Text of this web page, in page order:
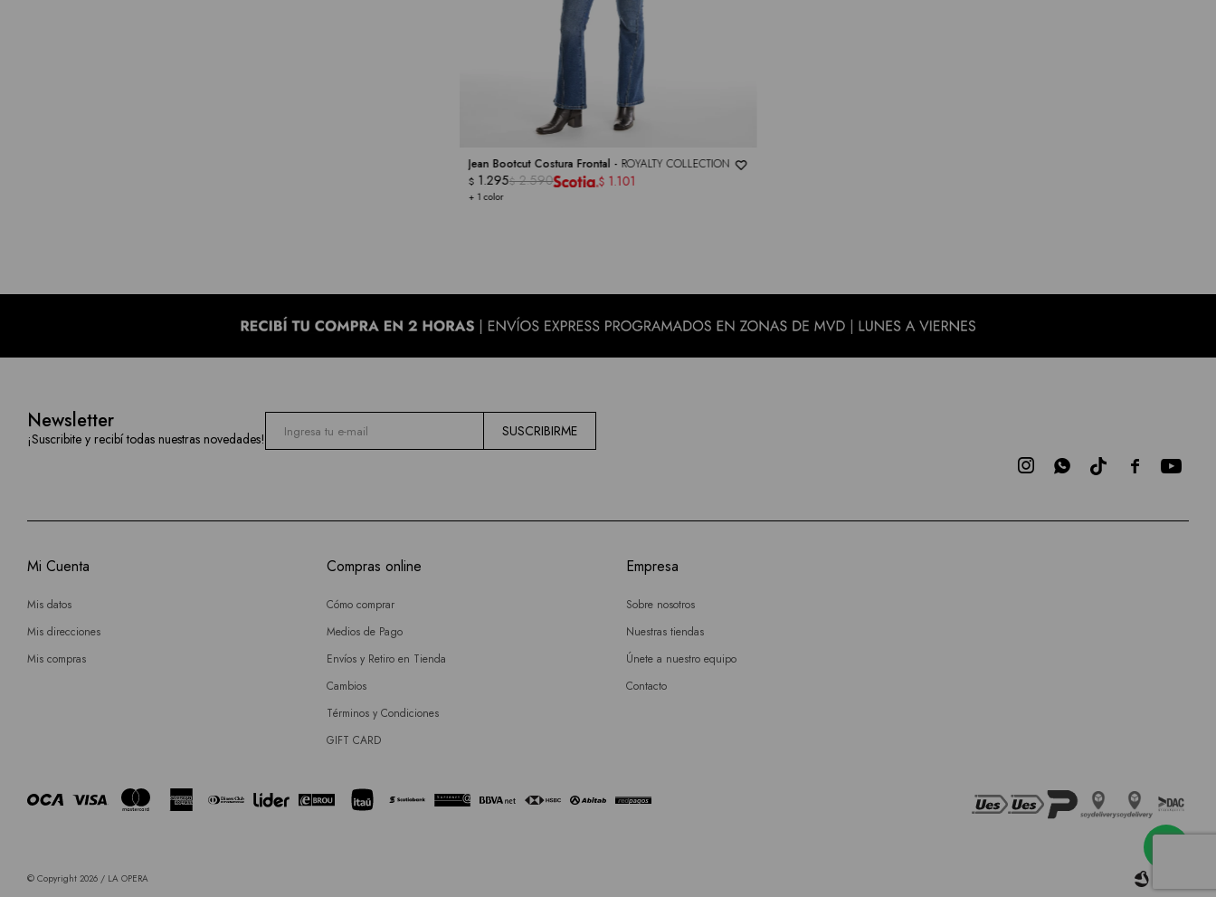
Jean Bootcut Costura Frontal - ROYALTY COLLECTION
+ 1 color
$ 1.295$ 2.590 $ 1.101
Newsletter
¡Suscribite y recibí todas nuestras novedades! SUSCRIBIRME

 
Mi Cuenta
Mis datos
Mis direcciones
Mis compras
Compras online
Cómo comprar
Medios de Pago
Envíos y Retiro en Tienda
Cambios
Términos y Condiciones
GIFT CARD
Empresa
Sobre nosotros
Nuestras tiendas
Únete a nuestro equipo
Contacto
© Copyright 2026 / LA OPERA